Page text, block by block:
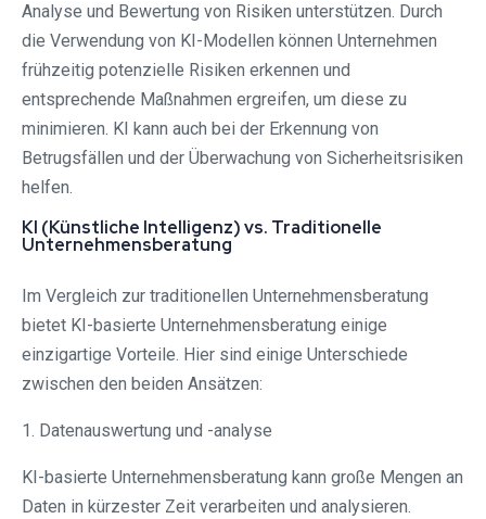
Analyse und Bewertung von Risiken unterstützen. Durch
die Verwendung von KI-Modellen können Unternehmen
frühzeitig potenzielle Risiken erkennen und
entsprechende Maßnahmen ergreifen, um diese zu
minimieren. KI kann auch bei der Erkennung von
Betrugsfällen und der Überwachung von Sicherheitsrisiken
helfen.
KI (Künstliche Intelligenz) vs. Traditionelle
Unternehmensberatung
Im Vergleich zur traditionellen Unternehmensberatung
bietet KI-basierte Unternehmensberatung einige
einzigartige Vorteile. Hier sind einige Unterschiede
zwischen den beiden Ansätzen:
1. Datenauswertung und -analyse
KI-basierte Unternehmensberatung kann große Mengen an
Daten in kürzester Zeit verarbeiten und analysieren.